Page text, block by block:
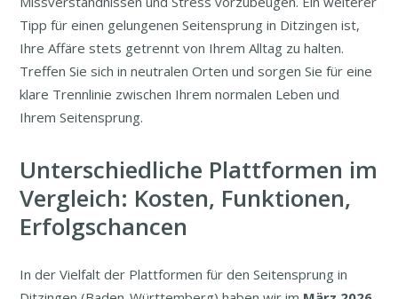
Tipp für einen gelungenen Seitensprung in Ditzingen ist,
Ihre Affäre stets getrennt von Ihrem Alltag zu halten.
Treffen Sie sich in neutralen Orten und sorgen Sie für eine
klare Trennlinie zwischen Ihrem normalen Leben und
Ihrem Seitensprung.
Unterschiedliche Plattformen im
Vergleich: Kosten, Funktionen,
Erfolgschancen
In der Vielfalt der Plattformen für den Seitensprung in